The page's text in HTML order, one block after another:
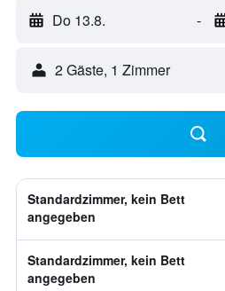
Do 13.8. -
2 Gäste, 1 Zimmer
Standardzimmer, kein Bett
angegeben
Standardzimmer, kein Bett
angegeben